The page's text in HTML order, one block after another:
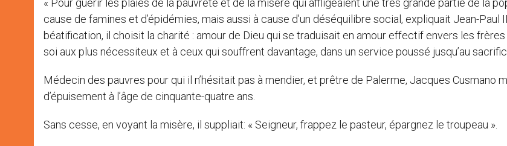
« Pour guérir les plaies de la pauvreté et de la misère qui affligeaient une très grande partie de la
cause de famines et d’épidémies, mais aussi à cause d’un déséquilibre social, expliquait Jean-Paul
béatification, il choisit la charité : amour de Dieu qui se traduisait en amour effectif envers les
soi aux plus nécessiteux et à ceux qui souffrent davantage, dans un service poussé jusqu’au
Médecin des pauvres pour qui il n’hésitait pas à mendier, et prêtre de Palerme, Jacques Cusmano
d’épuisement à l’âge de cinquante-quatre ans.
Sans cesse, en voyant la misère, il suppliait: « Seigneur, frappez le pasteur, épargnez le troupeau ».